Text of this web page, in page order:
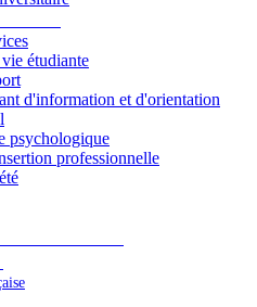
étudiante
d'information et d'orientation
psychologique
professionnelle